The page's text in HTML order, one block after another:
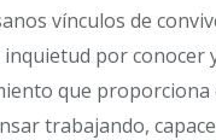
vínculos de
por conocer
que proporciona
trabajando,